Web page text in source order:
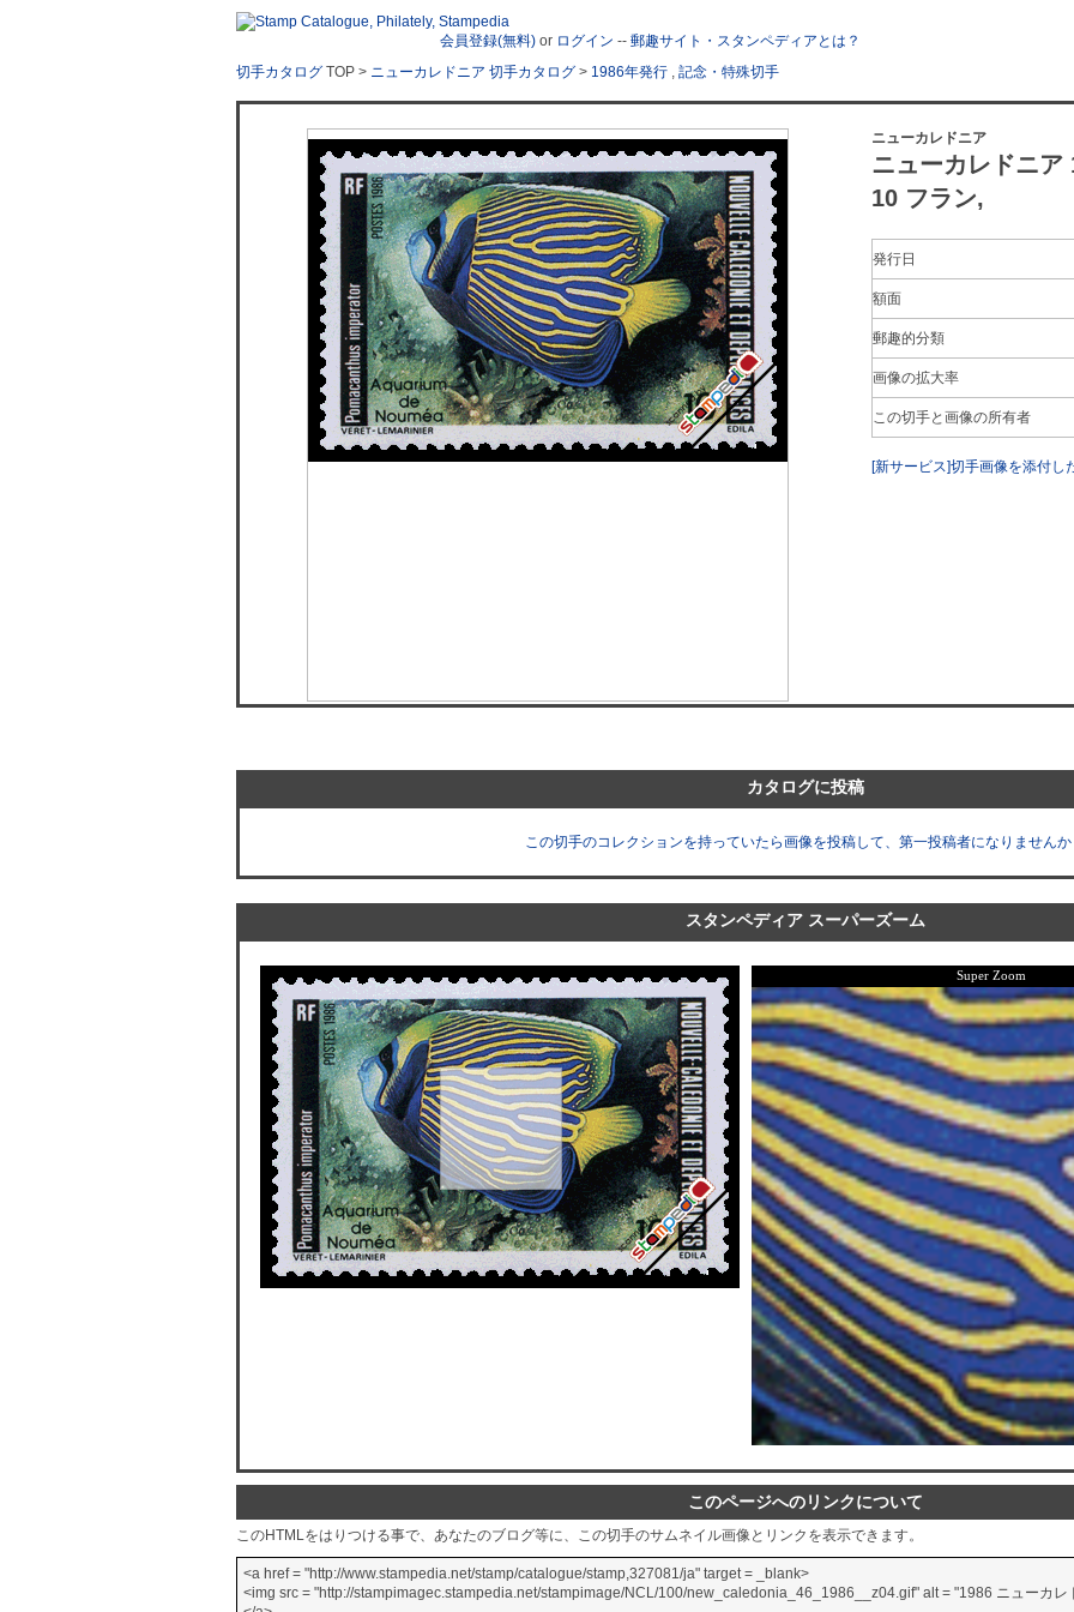
会員登録(無料) or ログイン -- 郵趣サイト・スタンペディアとは？
切手カタログ TOP > ニューカレドニア 切手カタログ > 1986年発行 , 記念・特殊切手
ニューカレドニア
ニューカレドニア
10 フラン,
発行日
額面
郵趣的分類
画像の拡大率
この切手と画像の所有者
[新サービス]切手画像を添付し
カタログに投稿
この切手のコレクションを持っていたら画像を投稿して、第一投稿者になりません
スタンペディア スーパーズーム
このページへのリンクについて
このHTMLをはりつける事で、あなたのブログ等に、この切手のサムネイル画像とリンクを表示できます。